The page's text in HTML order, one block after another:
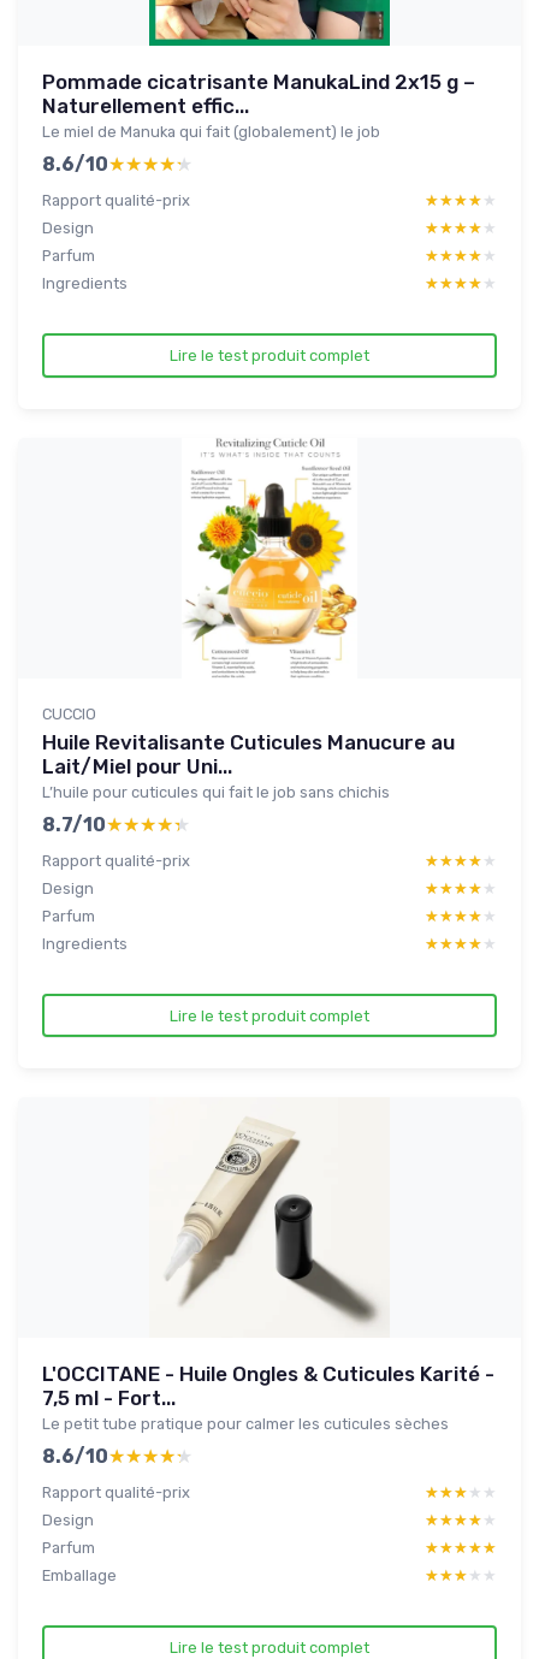
Pommade cicatrisante ManukaLind 2x15 g –
Naturellement effic...
Le miel de Manuka qui fait (globalement) le job
8.6/10★★★★★
★★★★★
Rapport qualité-prix ★★★★★
★★★★★
Design
★★★★★
★★★★★
Parfum
★★★★★
★★★★★
Ingredients
★★★★★
★★★★★
Lire le test produit complet
CUCCIO
Huile Revitalisante Cuticules Manucure au
Lait/Miel pour Uni...
L’huile pour cuticules qui fait le job sans chichis
8.7/10★★★★★
★★★★★
Rapport qualité-prix ★★★★★
★★★★★
Design
★★★★★
★★★★★
Parfum
★★★★★
★★★★★
Ingredients
★★★★★
★★★★★
Lire le test produit complet
L'OCCITANE - Huile Ongles & Cuticules Karité -
7,5 ml - Fort...
Le petit tube pratique pour calmer les cuticules sèches
8.6/10★★★★★
★★★★★
Rapport qualité-prix ★★★★★
★★★★★
Design
★★★★★
★★★★★
Parfum
★★★★★
★★★★★
Emballage
★★★★★
★★★★★
Lire le test produit complet